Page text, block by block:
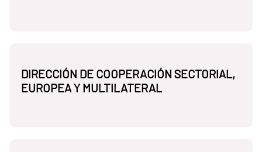
DIRECCIÓN DE COOPERACIÓN SECTORIAL,
EUROPEA Y MULTILATERAL